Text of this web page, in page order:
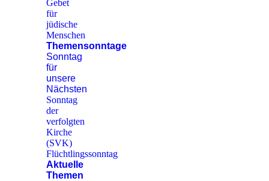
Gebet
für
jüdische
Menschen
Themensonntage
Sonntag
für
unsere
Nächsten
Sonntag
der
verfolgten
Kirche
(SVK)
Flüchtlingssonntag
Aktuelle
Themen